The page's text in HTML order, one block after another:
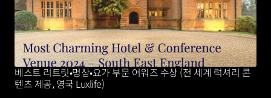
베스트 리트릿•명상•요가 부문 어워즈 수상 (전 세계 럭셔리 콘
텐츠 제공, 영국 Luxlife)